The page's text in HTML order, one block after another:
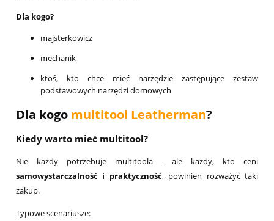
Dla kogo?
majsterkowicz
mechanik
ktoś, kto chce mieć narzędzie zastępujące zestaw
podstawowych narzędzi domowych
Dla kogo multitool Leatherman?
Kiedy warto mieć multitool?
Nie każdy potrzebuje multitoola - ale każdy, kto ceni
samowystarczalność i praktyczność, powinien rozważyć taki
zakup.
Typowe scenariusze: